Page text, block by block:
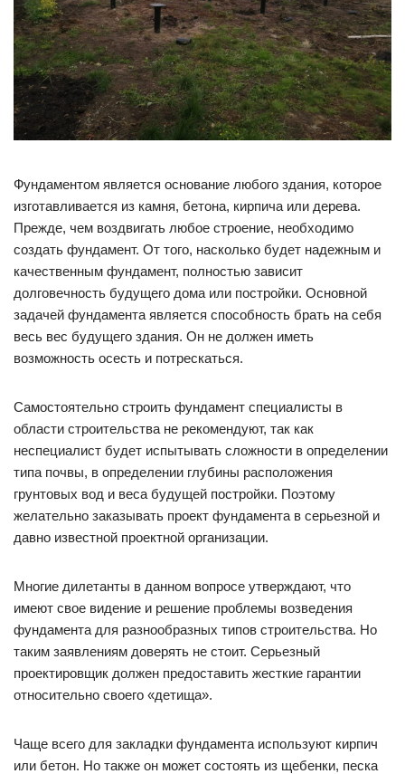
Фундаментом является основание любого здания, которое
изготавливается из камня, бетона, кирпича или дерева.
Прежде, чем воздвигать любое строение, необходимо
создать фундамент. От того, насколько будет надежным и
качественным фундамент, полностью зависит
долговечность будущего дома или постройки. Основной
задачей фундамента является способность брать на себя
весь вес будущего здания. Он не должен иметь
возможность осесть и потрескаться.
Самостоятельно строить фундамент специалисты в
области строительства не рекомендуют, так как
неспециалист будет испытывать сложности в определении
типа почвы, в определении глубины расположения
грунтовых вод и веса будущей постройки. Поэтому
желательно заказывать проект фундамента в серьезной и
давно известной проектной организации.
Многие дилетанты в данном вопросе утверждают, что
имеют свое видение и решение проблемы возведения
фундамента для разнообразных типов строительства. Но
таким заявлениям доверять не стоит. Серьезный
проектировщик должен предоставить жесткие гарантии
относительно своего «детища».
Чаще всего для закладки фундамента используют кирпич
или бетон. Но также он может состоять из щебенки, песка